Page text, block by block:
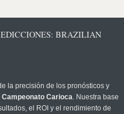
BRAZILIAN
la precisión de los pronósticos y
Campeonato Carioca. Nuestra base
el ROI y el rendimiento de